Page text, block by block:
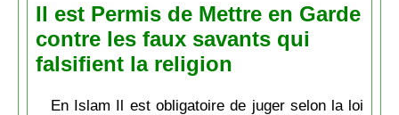
Il est Permis de Mettre en Garde
contre les faux savants qui
falsifient la religion
En Islam Il est obligatoire de juger selon la loi